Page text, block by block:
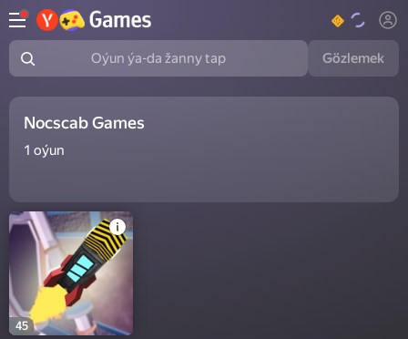
Oýun ýa-da žanny tap Gözlemek
Nocscab Games
1 oýun
45